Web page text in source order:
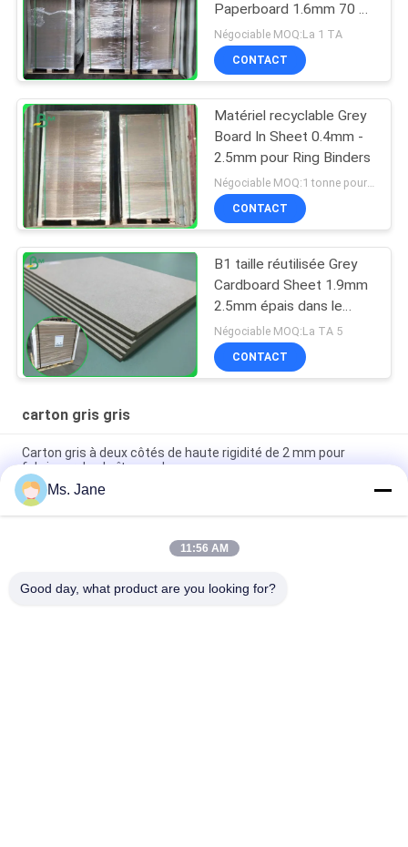
Paperboard 1.6mm 70 x
100cm
Négociable MOQ:La 1 TA
CONTACT
Matériel recyclable Grey
Board In Sheet 0.4mm -
2.5mm pour Ring Binders
CONTACT
B1 taille réutilisée Grey
Cardboard Sheet 1.9mm
2.5mm épais dans le
format 70*100cm
Négociable MOQ:La TA 5
CONTACT
carton gris gris
Carton gris à deux côtés de haute rigidité de 2 mm pour
fabriquer des boîtes cadeaux
Tout bleu couleur Puzzle Jigsaw Carton 1,5 mm Blue
Chipboard Carton Stock
Carton de puzzle bleu clair 1000 grammes 1,5 mm Carton
Ms. Jane
11:56 AM
Good day, what product are you looking for?